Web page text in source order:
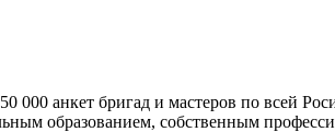
000 анкет бригад и мастеров по всей
образованием, собственным